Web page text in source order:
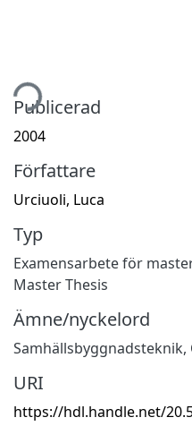
Publicerad
2004
Författare
Urciuoli, Luca
Typ
Examensarbete för
Master Thesis
Ämne/nyckelord
Samhällsbyggnadsteknik,
URI
https://hdl.handle.net/